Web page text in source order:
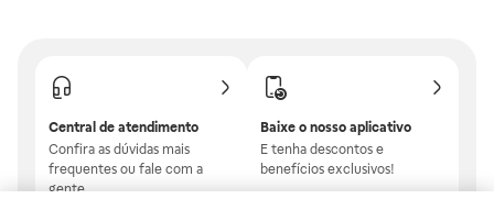
Central de atendimento
Confira as dúvidas mais
frequentes ou fale com a
gente.
Baixe o nosso aplicativo
E tenha descontos e
benefícios exclusivos!